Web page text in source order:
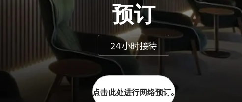
预订
24 小时接待
点击此处进行网络预订。